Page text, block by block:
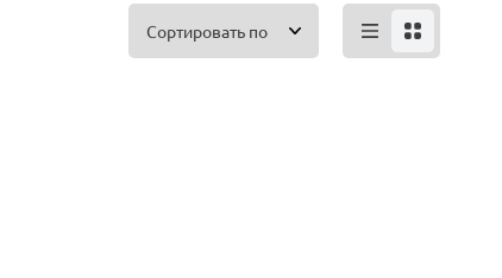
Сортировать по